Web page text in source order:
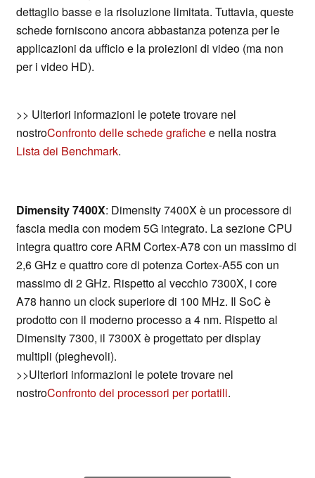
dettaglio basse e la risoluzione limitata. Tuttavia, queste
schede forniscono ancora abbastanza potenza per le
applicazioni da ufficio e la proiezioni di video (ma non
per i video HD).
>> Ulteriori informazioni le potete trovare nel
nostroConfronto delle schede grafichee nella nostra
Lista dei Benchmark.
Dimensity 7400X: Dimensity 7400X è un processore di
fascia media con modem 5G integrato. La sezione CPU
integra quattro core ARM Cortex-A78 con un massimo di
2,6 GHz e quattro core di potenza Cortex-A55 con un
massimo di 2 GHz. Rispetto al vecchio 7300X, i core
A78 hanno un clock superiore di 100 MHz. Il SoC è
prodotto con il moderno processo a 4 nm. Rispetto al
Dimensity 7300, il 7300X è progettato per display
multipli (pieghevoli).
>>Ulteriori informazioni le potete trovare nel
nostroConfronto dei processori per portatili.